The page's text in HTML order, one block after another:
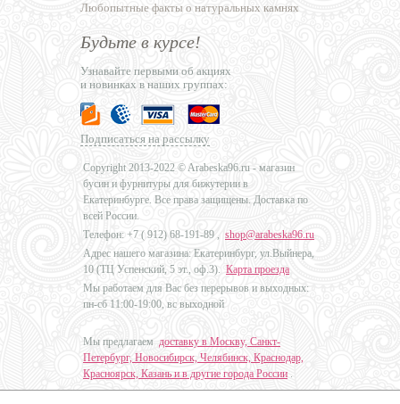
Любопытные факты о натуральных камнях
Будьте в курсе!
Узнавайте первыми об акциях
и новинках в наших группах:
Подписаться на рассылку
Copyright 2013-2022 © Arabeska96.ru - магазин
бусин и фурнитуры для бижутерии в
Екатеринбурге. Все права защищены. Доставка по
всей России.
Телефон: +7 ( 912) 68-191-89 , shop@arabeska96.ru
Адрес нашего магазина: Екатеринбург, ул.Выйнера,
10 (ТЦ Успенский, 5 эт., оф.3). Карта проезда
Мы работаем для Вас без перерывов и выходных:
пн-сб 11:00-19:00, вс выходной
Мы предлагаем доставку в Москву, Санкт-
Петербург, Новосибирск, Челябинск, Краснодар,
Красноярск, Казань и в другие города России.